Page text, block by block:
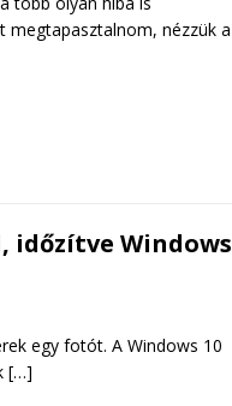
megtapasztalnom, nézzük a
időzítve Windows
egy fotót. A Windows 10
[…]